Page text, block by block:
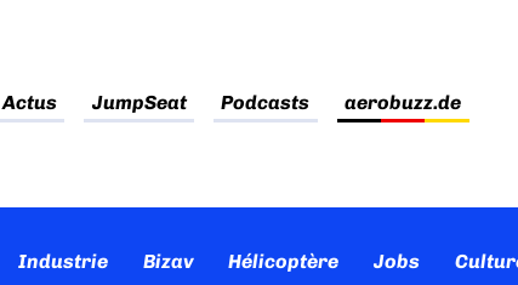
Actus JumpSeat Podcasts aerobuzz.de
Industrie Bizav Hélicoptère Jobs